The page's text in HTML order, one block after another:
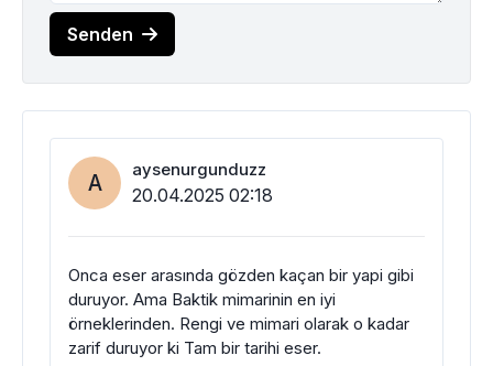
Senden
A aysenurgunduzz
20.04.2025 02:18
Onca eser arasında gözden kaçan bir yapi gibi
duruyor. Ama Baktik mimarinin en iyi
örneklerinden. Rengi ve mimari olarak o kadar
zarif duruyor ki Tam bir tarihi eser.